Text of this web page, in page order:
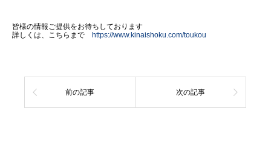
皆様の情報ご提供をお待ちしております
詳しくは、こちらまで https://www.kinaishoku.com/toukou
前の記事 次の記事